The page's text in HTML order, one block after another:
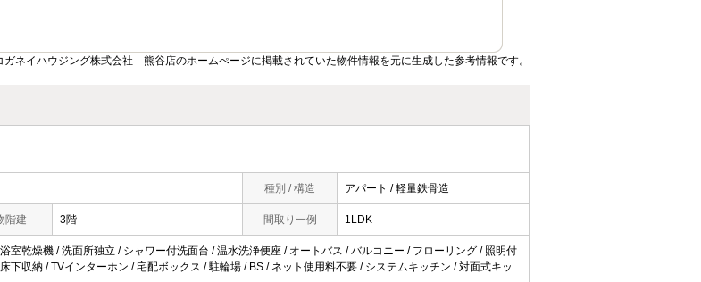
ネイハウジング株式会社 熊谷店のホームぺージに掲載されていた物件情報を元に生成した参考情報です。
種別 / 構造 アパート / 軽量鉄骨造
階建 3階 間取り一例 1LDK
室乾燥機 / 洗面所独立 / シャワー付洗面台 / 温水洗浄便座 / オートバス / バルコニー / フローリング / 照明付
下収納 / TVインターホン / 宅配ボックス / 駐輪場 / BS / ネット使用料不要 / システムキッチン / 対面式キッ